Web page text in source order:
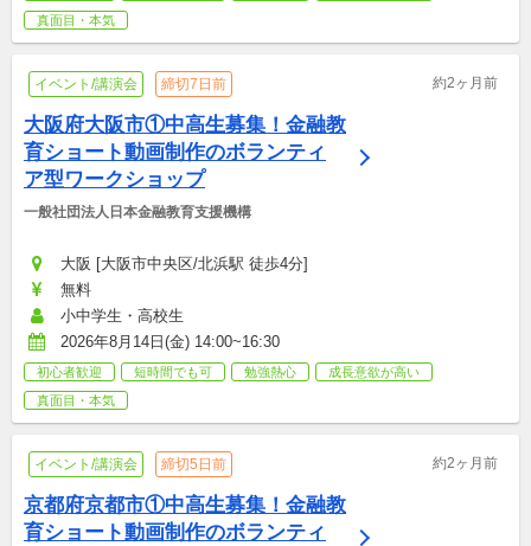
真面目・本気
イベント/講演会 締切7日前 約2ヶ月前
大阪府大阪市①中高生募集！金融教
育ショート動画制作のボランティ
ア型ワークショップ
一般社団法人日本金融教育支援機構
大阪 [大阪市中央区/北浜駅 徒歩4分]
無料
小中学生・高校生
2026年8月14日(金) 14:00~16:30
初心者歓迎 短時間でも可 勉強熱心
成長意欲が高い
真面目・本気
イベント/講演会 締切5日前 約2ヶ月前
京都府京都市①中高生募集！金融教
育ショート動画制作のボランティ